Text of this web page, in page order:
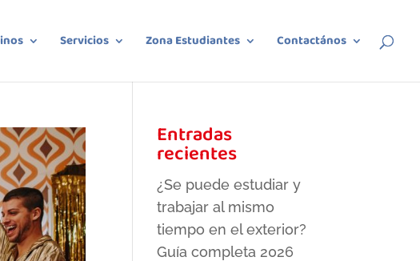
Servicios Zona Estudiantes Contactános
Entradas
recientes
¿Se puede estudiar y
trabajar al mismo
tiempo en el exterior?
Guía completa 2026